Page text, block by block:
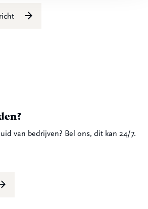
van bedrijven? Bel ons, dit kan 24/7.